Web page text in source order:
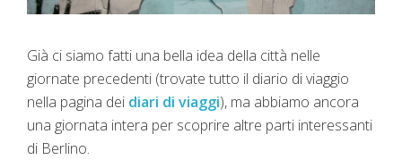
Già ci siamo fatti una bella idea della città nelle
giornate precedenti (trovate tutto il diario di viaggio
nella pagina dei diari di viaggi), ma abbiamo ancora
una giornata intera per scoprire altre parti interessanti
di Berlino.